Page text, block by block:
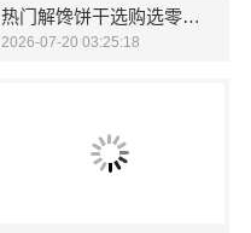
热门解馋饼干选购选零食大明星
2026-07-20 03:25:18